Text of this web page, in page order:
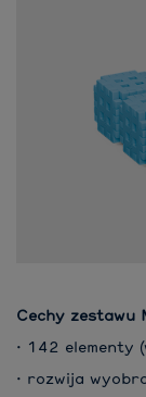
Cechy zestawu
· 142 elementy
· rozwija